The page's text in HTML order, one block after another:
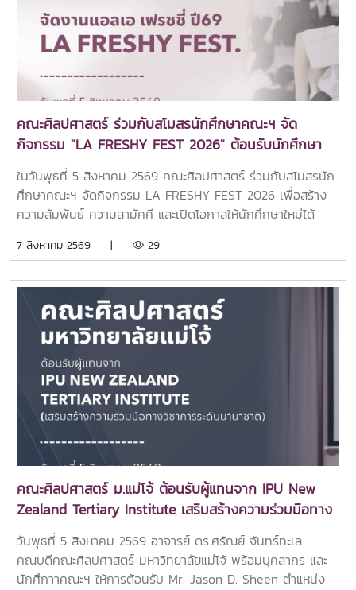
ออกแบบสื่อสร้างสรรค์ คณะศิลปศาสตร์ มหาวิทยาลัยแม่โจ้ทั้งนี้
คณะศิลปศาสตร์ได้แนะนำหลักสูตรระดับปริญญาตรีทั้ง 6
หลักสูตร ได้แก่สาขาวิชานิเทศศาสตร์บูรณาการสาขาวิชาภาษา
อังกฤษสาขาวิชานวัตกรรมสังคมสาขาวิชาภาษาไทยสำหรับชาว
ต่างประเทศสาขาวิชาภาษาจีนเพื่อการสื่อสาร (หลักสูตรใหม่)สาขา
วิชาวิทยาศาสตร์การกีฬาและการออกกำลังกาย (หลักสูตร
ใหม่)บรรยากาศการศึกษาดูงานเป็นไปอย่างอบอุ่นและเป็นกันเอง
นักเรียนได้ร่วมรับฟังข้อมูลหลักสูตร แลกเปลี่ยนประสบการณ์กับ
คณาจารย์ และเยี่ยมชมสิ่งอำนวยความสะดวกของคณะ เพื่อ
เตรียมความพร้อมในการวางแผนศึกษาต่อและค้นหาเส้นทางการ
เรียนที่เหมาะสมกับตนเอง.
คณะศิลปศาสตร์ ร่วมกับสโมสรนักศึกษาคณะฯ จัด
กิจกรรม "LA FRESHY FEST 2026" ต้อนรับนักศึกษา
ใหม่อย่างอบอุ่น
ในวันพุธที่ 5 สิงหาคม 2569 คณะศิลปศาสตร์ ร่วมกับสโมสรนัก
ศึกษาคณะฯ จัดกิจกรรม LA FRESHY FEST 2026 เพื่อสร้าง
ความสัมพันธ์ ความสามัคคี และเปิดโอกาสให้นักศึกษาใหม่ได้
แสดงจากตัวแทนนักศึกษาชั้นปีที่ 1 ของแต่ละสาขาวิชา ท่ามกลาง
มหาวิทยาลัยแม่โจ้โอกาสนี้ได้รับเกียรติจาก อาจารย์ ดร.ศรัณย์
จันทร์ทะเล คณบดีคณะศิลปศาสตร์ เป็นประธานในพิธีเปิด
กิจกรรม พร้อมกล่าวต้อนรับและให้โอวาทแก่นักศึกษาใหม่ เพื่อ
สร้างขวัญกำลังใจในการเริ่มต้นชีวิตในรั้วมหาวิทยาลัย และส่ง
เสริมการมีส่วนร่วมในกิจกรรมของคณะกิจกรรมดังกล่าวสะท้อน
ถึงความมุ่งมั่นของคณะศิลปศาสตร์ในการส่งเสริมการพัฒนา
นักศึกษาให้มีทั้งความรู้ ความสามารถ ทักษะการทำงานร่วมกับผู้
อื่น และความภาคภูมิใจในการเป็นส่วนหนึ่งของครอบครัว
ศิลปศาสตร์ มหาวิทยาลัยแม่โจ้ ผ่านกิจกรรมสร้างสรรค์ที่ช่วย
เสริมสร้างความผูกพันระหว่างรุ่นพี่และรุ่นน้องอย่างอบอุ่นและ
ประทับใจ.ขอบคุณภาพบรรยากาศจากน้องๆ ทีมสโมสรนักศึกษา
ศิลปศาสตร์ แม่โจ้
7 สิงหาคม 2569 | 29
คณะศิลปศาสตร์ ม.แม่โจ้ ต้อนรับผู้แทนจาก IPU New
Zealand Tertiary Institute เสริมสร้างความร่วมมือทาง
วิชาการระดับนานาชาติ
วันพุธที่ 5 สิงหาคม 2569 อาจารย์ ดร.ศรัณย์ จันทร์ทะเล
คณบดีคณะศิลปศาสตร์ มหาวิทยาลัยแม่โจ้ พร้อมบุคลากร และ
นักศึกาาคณะฯ ให้การต้อนรับ Mr. Jason D. Sheen ตำแหน่ง